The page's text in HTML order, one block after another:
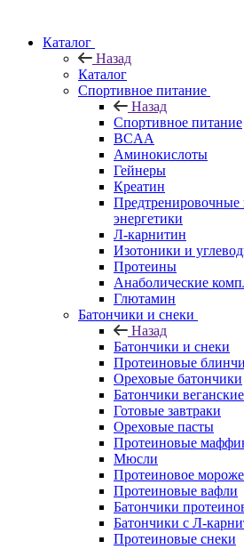
Каталог
Назад
Каталог
Спортивное питание
Назад
Спортивное питание
BCAA
Аминокислоты
Гейнеры
Креатин
Предтренировочные
энергетики
Л-карнитин
Изотоники и
Протеины
Анаболические
Глютамин
Батончики и снеки
Назад
Батончики и снеки
Протеиновые
Ореховые батончики
Батончики веганские
Готовые завтраки
Ореховые пасты
Протеиновые
Мюсли
Протеиновое
Протеиновые вафли
Батончики
Батончики с Л-
Протеиновые снеки